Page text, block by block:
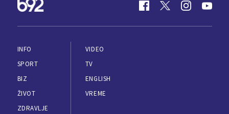
INFO
SPORT
BIZ
ŽIVOT
ZDRAVLJE
VIDEO
TV
ENGLISH
VREME